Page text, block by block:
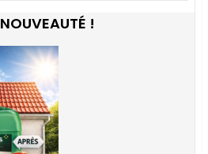
NOUVEAUTÉ !